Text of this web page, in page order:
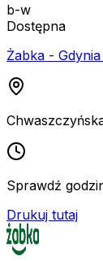
b-w
Dostępna
Żabka -
Sprawdź
Drukuj tutaj